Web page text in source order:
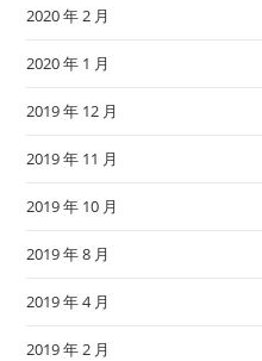
2020 年 2 月
2020 年 1 月
2019 年 12 月
2019 年 11 月
2019 年 10 月
2019 年 8 月
2019 年 4 月
2019 年 2 月